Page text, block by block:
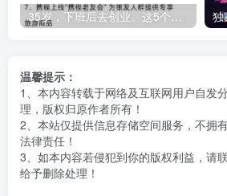
35岁，下班后去创业。这5个银发经济的小赛道，真的很适合普通人。
温馨提示：
1、本内容转载于网络及互联网用户自发
理，版权归原作者所有！
2、本站仅提供信息存储空间服务，不拥
法律责任！
3、如本内容若侵犯到你的版权利益，请
给予删除处理！